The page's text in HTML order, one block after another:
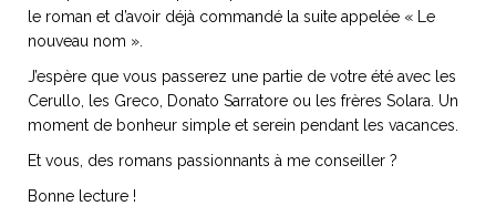
du
ART DE VIVRE ITALIEN
Notre palette
Virtuosa Venezia
le roman et d’avoir déjà commandé la suite appelée « Le
nouveau nom ».
J’espère que vous passerez une partie de votre été avec les
Cerullo, les Greco, Donato Sarratore ou les frères Solara. Un
moment de bonheur simple et serein pendant les vacances.
Et vous, des romans passionnants à me conseiller ?
Bonne lecture !